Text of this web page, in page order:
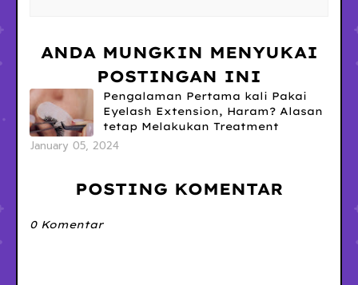
ANDA MUNGKIN MENYUKAI
POSTINGAN INI
Pengalaman Pertama kali Pakai
Eyelash Extension, Haram? Alasan
tetap Melakukan Treatment
January 05, 2024
POSTING KOMENTAR
0 Komentar